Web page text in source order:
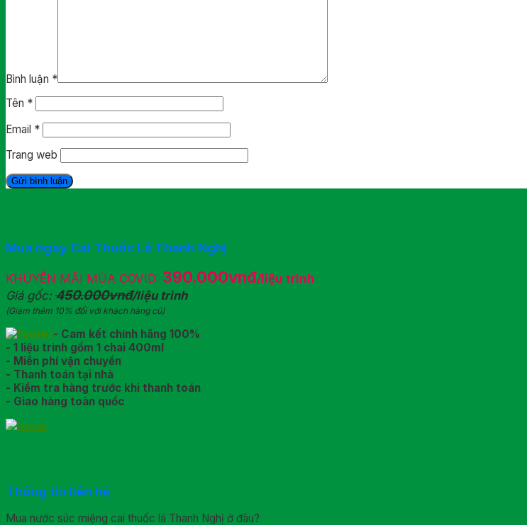
Bình luận *
Tên *
Email *
Trang web
Mua ngay Cai Thuốc Lá Thanh Nghị
KHUYẾN MÃI MÙA COVID: 390.000vnđ/liệu trình
Giá gốc: 450.000vnđ/liệu trình
(Giảm thêm 10% đối với khách hàng cũ)
- Cam kết chính hãng 100%
- 1 liệu trình gồm 1 chai 400ml
- Miễn phí vận chuyển
- Thanh toán tại nhà
- Kiểm tra hàng trước khi thanh toán
- Giao hàng toàn quốc
Thông tin liên hệ
Mua nước súc miệng cai thuốc lá Thanh Nghị ở đâu?